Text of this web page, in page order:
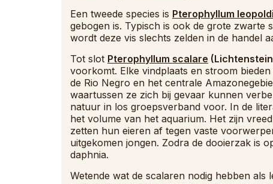
Een tweede species is Pterophyllum leopoldi
gebogen is. Typisch is ook de grote zwarte
wordt deze vis slechts zelden in de handel
Tot slot Pterophyllum scalare
voorkomt. Elke vindplaats en stroom
de Rio Negro en het centrale
waartussen ze zich bij gevaar kunnen
natuur in los groepsverband voor. In de
het volume van het aquarium. Het zijn
zetten hun eieren af tegen vaste
uitgekomen jongen. Zodra de dooierzak is
daphnia.
Wetende wat de scalaren nodig hebben